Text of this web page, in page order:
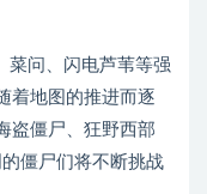
菜问、闪电芦苇等强
着地图的推进而逐
盗僵尸、狂野西部
僵尸们将不断挑战